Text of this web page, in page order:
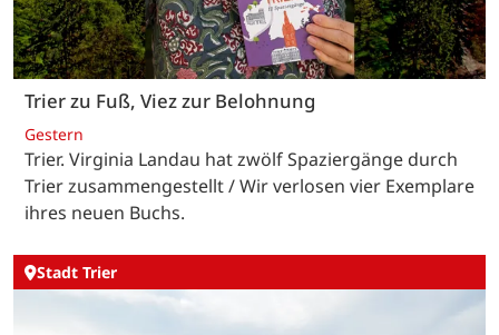
Trier zu Fuß, Viez zur Belohnung
Gestern
Trier. Virginia Landau hat zwölf Spaziergänge durch
Trier zusammengestellt / Wir verlosen vier Exemplare
ihres neuen Buchs.
Stadt Trier